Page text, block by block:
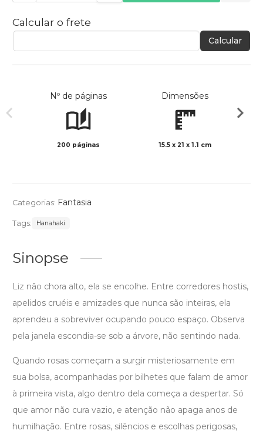
Calcular o frete
Calcular
Nº de páginas
200 páginas
Dimensões
15.5 x 21 x 1.1 cm
Categorias: Fantasia
Tags: Hanahaki
Sinopse
Liz não chora alto, ela se encolhe. Entre corredores hostis,
apelidos cruéis e amizades que nunca são inteiras, ela
aprendeu a sobreviver ocupando pouco espaço. Observa
pela janela escondia-se sob a árvore, não sentindo nada.
Quando rosas começam a surgir misteriosamente em
sua bolsa, acompanhadas por bilhetes que falam de amor
à primeira vista, algo dentro dela começa a despertar. Só
que amor não cura vazio, e atenção não apaga anos de
humilhação. Entre rosas, silêncios e escolhas perigosas,